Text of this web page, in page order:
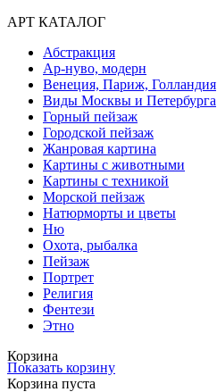
АРТ КАТАЛОГ
Абстракция
Ар-нуво, модерн
Венеция, Париж, Голландия
Виды Москвы и Петербурга
Горный пейзаж
Городской пейзаж
Жанровая картина
Картины с животными
Картины с техникой
Морской пейзаж
Натюрморты и цветы
Ню
Охота, рыбалка
Пейзаж
Портрет
Религия
Фентези
Этно
Корзина
Показать корзину
Корзина пуста